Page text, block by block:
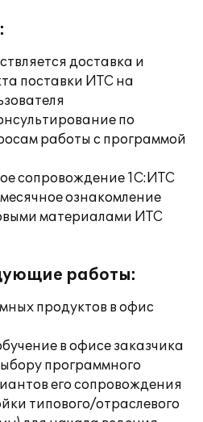
доставка и
поставки ИТС на
по
работы с программой
сопровождение 1С:ИТС
ознакомление
материалами ИТС
работы:
продуктов в офис
в офисе заказчика
программного
его сопровождения
типового/отраслевого